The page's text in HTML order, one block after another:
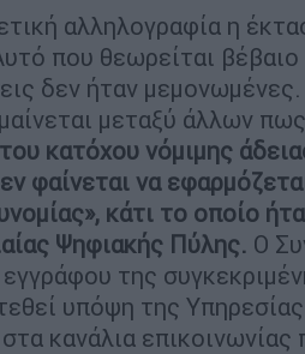
αλληλογραφία η
που θεωρείται βέβαιο
δεν ήταν
μεταξύ άλλων
κατόχου νόμιμης
φαίνεται να
κάτι το οποίο
Ψηφιακής Πύλης. Ο
της
υπόψη της
κανάλια επικοινωνίας